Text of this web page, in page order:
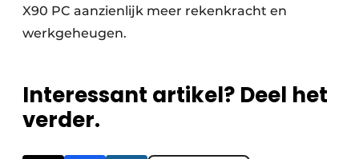
X90 PC aanzienlijk meer rekenkracht en
werkgeheugen.
Interessant artikel? Deel het
verder.